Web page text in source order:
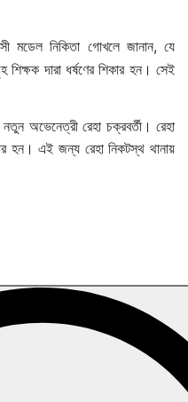
মডেল নিকিতা গোখলে জানান, যে
দারা ধর্ষণের শিকার হন। সেই
অভেনেত্রী রেহা চক্রবর্তী। রেহা
হন। এই জন্য রেহা নিকটস্থ থানায়